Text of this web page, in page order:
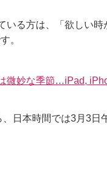
いる方は、「欲しい
。
微妙な季節…iPad,
日本時間では3月3日